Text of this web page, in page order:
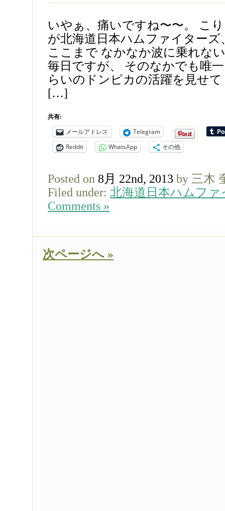
いやぁ、痛いですね〜〜。 こ
が北海道日本ハムファイターズ
ここまで なかなか波に乗れな
毎日ですが、 そのなかでも唯
らいのドンピカの活躍を見せ
[…]
共有:
メールアドレス
Telegram
Reddit
WhatsApp その他
Posted on 8月 22nd, 2013 by 三木
Filed under: 北海道日本ハムファ
Comments »
次ページへ »